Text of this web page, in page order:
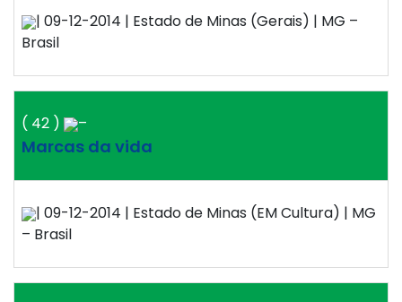
| 09-12-2014 | Estado de Minas (Gerais) | MG –
Brasil
( 42 ) –
Marcas da vida
| 09-12-2014 | Estado de Minas (EM Cultura) | MG
– Brasil